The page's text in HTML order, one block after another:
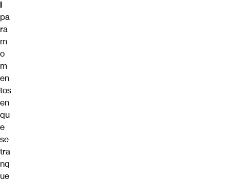
l
pa
ra
m
o
m
en
tos
en
qu
e
se
tra
nq
ue